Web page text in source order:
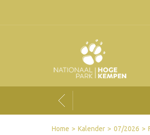
FacebookTwitterSend by email
Printer-
Home Kalender 07/2026